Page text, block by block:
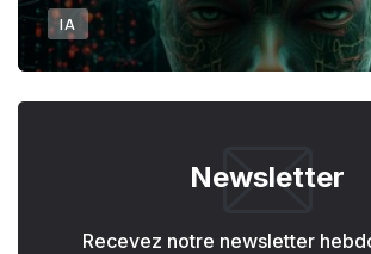
IA
Newsletter
Recevez notre newsletter